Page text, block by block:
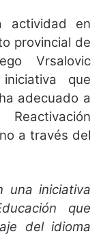
actividad en
provincial de
Vrsalovic
que
adecuado a
a través del
una iniciativa
que
del idioma